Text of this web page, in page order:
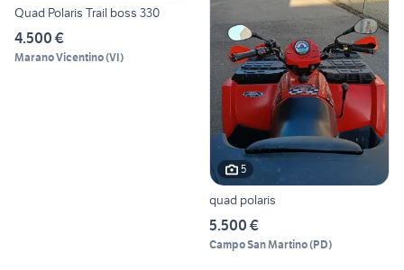
Quad Polaris Trail boss 330
4.500 €
Marano Vicentino(VI)
5
quad polaris
5.500 €
Campo San Martino(PD)